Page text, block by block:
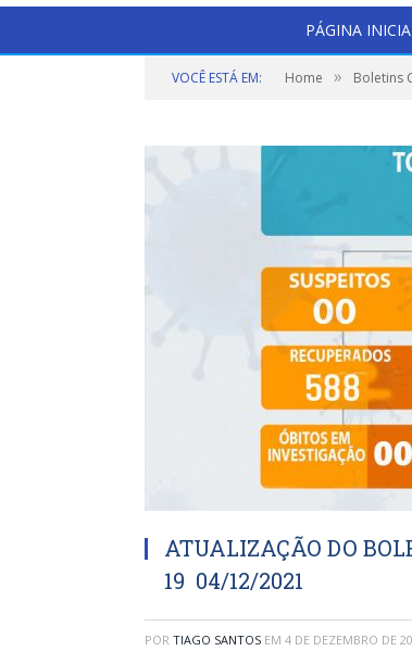
PÁGINA
VOCÊ ESTÁ EM: Home » Boletins
ATUALIZAÇÃO DO
19 04/12/2021
POR TIAGO SANTOS EM 4 DE DEZEMBRO DE